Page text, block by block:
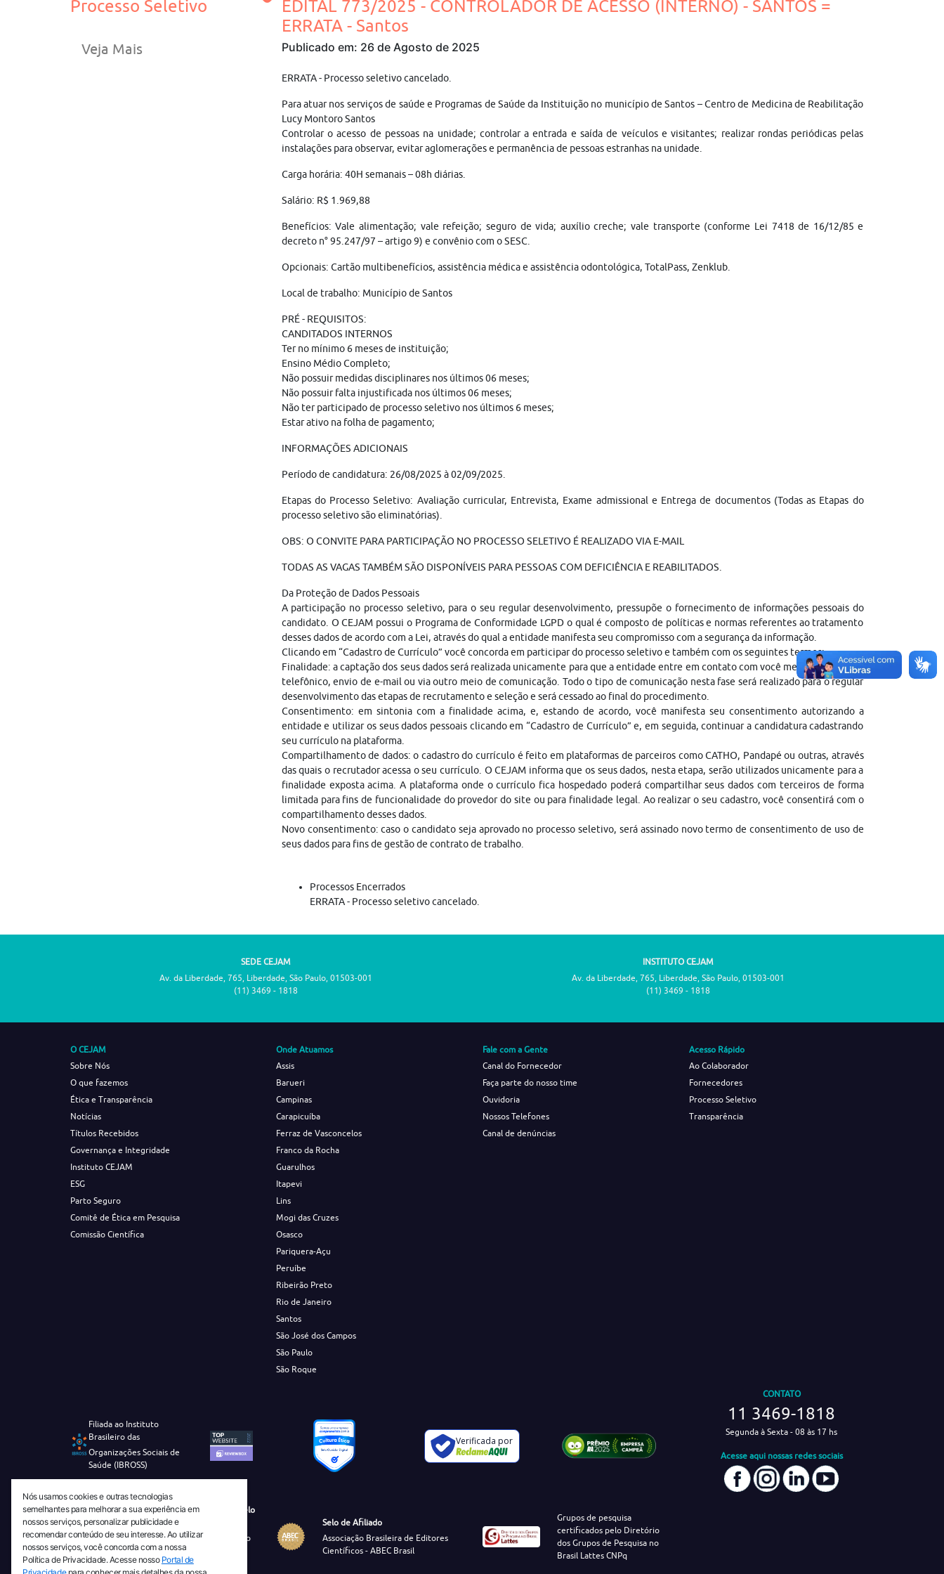
Processo Seletivo
Veja Mais
EDITAL 773/2025 - CONTROLADOR DE ACESSO (INTERNO) - SANTOS =
ERRATA - Santos
Publicado em: 26 de Agosto de 2025
ERRATA - Processo seletivo cancelado.
Para atuar nos serviços de saúde e Programas de Saúde da Instituição no município de Santos – Centro de Medicina de Reabilitação
Lucy Montoro Santos
Controlar o acesso de pessoas na unidade; controlar a entrada e saída de veículos e visitantes; realizar rondas periódicas pelas
instalações para observar, evitar aglomerações e permanência de pessoas estranhas na unidade.
Carga horária: 40H semanais – 08h diárias.
Salário: R$ 1.969,88
Benefícios: Vale alimentação; vale refeição; seguro de vida; auxílio creche; vale transporte (conforme Lei 7418 de 16/12/85 e
decreto n° 95.247/97 – artigo 9) e convênio com o SESC.
Opcionais: Cartão multibenefícios, assistência médica e assistência odontológica, TotalPass, Zenklub.
Local de trabalho: Município de Santos
PRÉ - REQUISITOS:
CANDITADOS INTERNOS
Ter no mínimo 6 meses de instituição;
Ensino Médio Completo;
Não possuir medidas disciplinares nos últimos 06 meses;
Não possuir falta injustificada nos últimos 06 meses;
Não ter participado de processo seletivo nos últimos 6 meses;
Estar ativo na folha de pagamento;
INFORMAÇÕES ADICIONAIS
Período de candidatura: 26/08/2025 à 02/09/2025.
Etapas do Processo Seletivo: Avaliação curricular, Entrevista, Exame admissional e Entrega de documentos (Todas as Etapas do
processo seletivo são eliminatórias).
OBS: O CONVITE PARA PARTICIPAÇÃO NO PROCESSO SELETIVO É REALIZADO VIA E-MAIL
TODAS AS VAGAS TAMBÉM SÃO DISPONÍVEIS PARA PESSOAS COM DEFICIÊNCIA E REABILITADOS.
Da Proteção de Dados Pessoais
A participação no processo seletivo, para o seu regular desenvolvimento, pressupõe o fornecimento de informações pessoais do
candidato. O CEJAM possui o Programa de Conformidade LGPD o qual é composto de políticas e normas referentes ao tratamento
desses dados de acordo com a Lei, através do qual a entidade manifesta seu compromisso com a segurança da informação.
Clicando em “Cadastro de Currículo” você concorda em participar do processo seletivo e também com os seguintes termos:
Finalidade: a captação dos seus dados será realizada unicamente para que a entidade entre em contato com você mediante contato
telefônico, envio de e-mail ou via outro meio de comunicação. Todo o tipo de comunicação nesta fase será realizado para o regular
desenvolvimento das etapas de recrutamento e seleção e será cessado ao final do procedimento.
Consentimento: em sintonia com a finalidade acima, e, estando de acordo, você manifesta seu consentimento autorizando a
entidade e utilizar os seus dados pessoais clicando em “Cadastro de Currículo” e, em seguida, continuar a candidatura cadastrando
seu currículo na plataforma.
Compartilhamento de dados: o cadastro do currículo é feito em plataformas de parceiros como CATHO, Pandapé ou outras, através
das quais o recrutador acessa o seu currículo. O CEJAM informa que os seus dados, nesta etapa, serão utilizados unicamente para a
finalidade exposta acima. A plataforma onde o currículo fica hospedado poderá compartilhar seus dados com terceiros de forma
limitada para fins de funcionalidade do provedor do site ou para finalidade legal. Ao realizar o seu cadastro, você consentirá com o
compartilhamento desses dados.
Novo consentimento: caso o candidato seja aprovado no processo seletivo, será assinado novo termo de consentimento de uso de
seus dados para fins de gestão de contrato de trabalho.
Processos Encerrados
ERRATA - Processo seletivo cancelado.
SEDE CEJAM
Av. da Liberdade, 765, Liberdade, São Paulo, 01503-001
(11) 3469 - 1818
INSTITUTO CEJAM
Av. da Liberdade, 765, Liberdade, São Paulo, 01503-001
(11) 3469 - 1818
O CEJAM
Sobre Nós
O que fazemos
Ética e Transparência
Notícias
Títulos Recebidos
Governança e Integridade
Instituto CEJAM
ESG
Parto Seguro
Comitê de Ética em Pesquisa
Comissão Científica
Onde Atuamos
Assis
Barueri
Campinas
Carapicuíba
Ferraz de Vasconcelos
Franco da Rocha
Guarulhos
Itapevi
Lins
Mogi das Cruzes
Osasco
Pariquera-Açu
Peruíbe
Ribeirão Preto
Rio de Janeiro
Santos
São José dos Campos
São Paulo
São Roque
Fale com a Gente
Canal do Fornecedor
Faça parte do nosso time
Ouvidoria
Nossos Telefones
Canal de denúncias
Acesso Rápido
Ao Colaborador
Fornecedores
Processo Seletivo
Transparência
Filiada ao Instituto
Brasileiro das
Organizações Sociais de
Saúde (IBROSS)
Verificada por
CONTATO
11 3469-1818
Segunda à Sexta - 08 às 17 hs
Acesse aqui nossas redes sociais
Revista Tecnico-Cientifica CEJAM Selo
Diamante de Ciência Aberta
Diretório Migulim Instituto Brasileiro
de Informação em Ciência e
Tecnologia - IBICT
Selo de Afiliado
Associação Brasileira de Editores
Científicos - ABEC Brasil
Grupos de pesquisa
certificados pelo Diretório
dos Grupos de Pesquisa no
Brasil Lattes CNPq
Nós usamos cookies e outras tecnologias
semelhantes para melhorar a sua experiência em
nossos serviços, personalizar publicidade e
recomendar conteúdo de seu interesse. Ao utilizar
nossos serviços, você concorda com a nossa
Política de Privacidade. Acesse nosso Portal de